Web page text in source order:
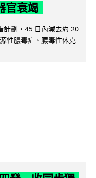
官衰竭
計劃，45 日內減去約 20
性膿毒症、膿毒性休克